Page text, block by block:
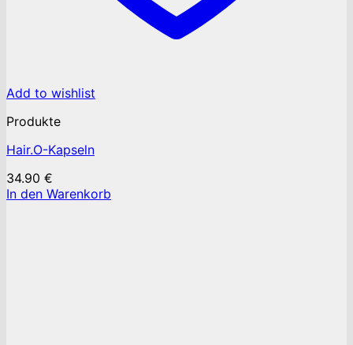
Add to wishlist
Produkte
Hair.O-Kapseln
34.90 €
In den Warenkorb